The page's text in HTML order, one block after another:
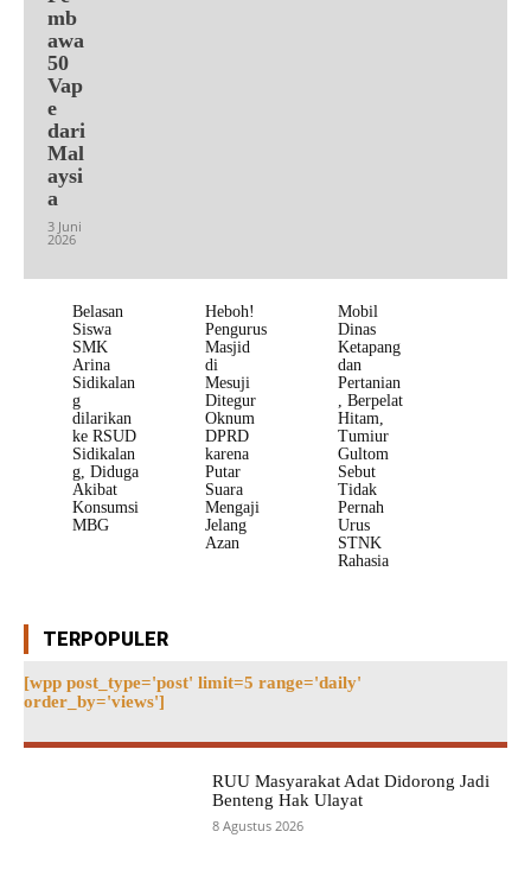
mb
awa
50
Vap
e
dari
Mal
aysi
a
3 Juni
2026
Belasan
Siswa
SMK
Arina
Sidikalan
g
dilarikan
ke RSUD
Sidikalan
g, Diduga
Akibat
Konsumsi
MBG
Heboh!
Pengurus
Masjid
di
Mesuji
Ditegur
Oknum
DPRD
karena
Putar
Suara
Mengaji
Jelang
Azan
Mobil
Dinas
Ketapang
dan
Pertanian
, Berpelat
Hitam,
Tumiur
Gultom
Sebut
Tidak
Pernah
Urus
STNK
Rahasia
TERPOPULER
[wpp post_type='post' limit=5 range='daily'
order_by='views']
RUU Masyarakat Adat Didorong Jadi
Benteng Hak Ulayat
8 Agustus 2026